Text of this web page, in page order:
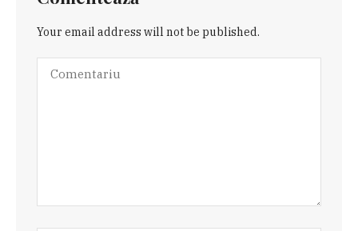
Your email address will not be published.